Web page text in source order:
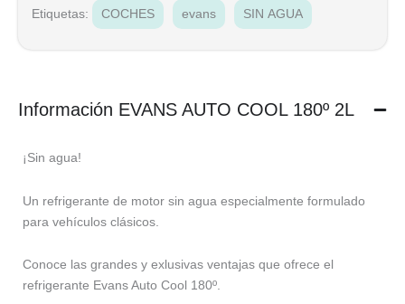
Etiquetas: COCHES evans SIN AGUA
Información EVANS AUTO COOL 180º 2L
¡Sin agua!
Un refrigerante de motor sin agua especialmente formulado
para vehículos clásicos.
Conoce las grandes y exlusivas ventajas que ofrece el
refrigerante Evans Auto Cool 180º.